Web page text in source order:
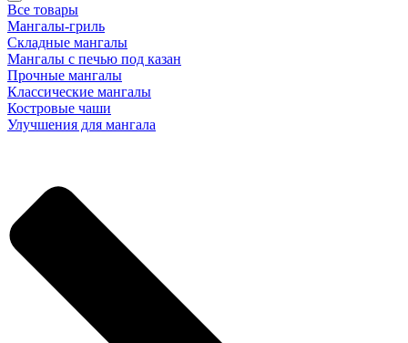
Все товары
Мангалы-гриль
Складные мангалы
Мангалы с печью под казан
Прочные мангалы
Классические мангалы
Костровые чаши
Улучшения для мангала